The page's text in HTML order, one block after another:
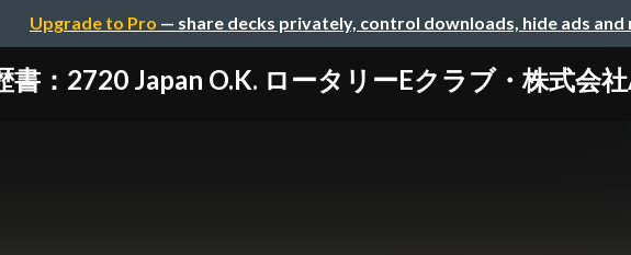
Upgrade to Pro — share decks privately, control downloads, hide ads and
書：2720 Japan O.K. ロータリーEクラブ・株式会社